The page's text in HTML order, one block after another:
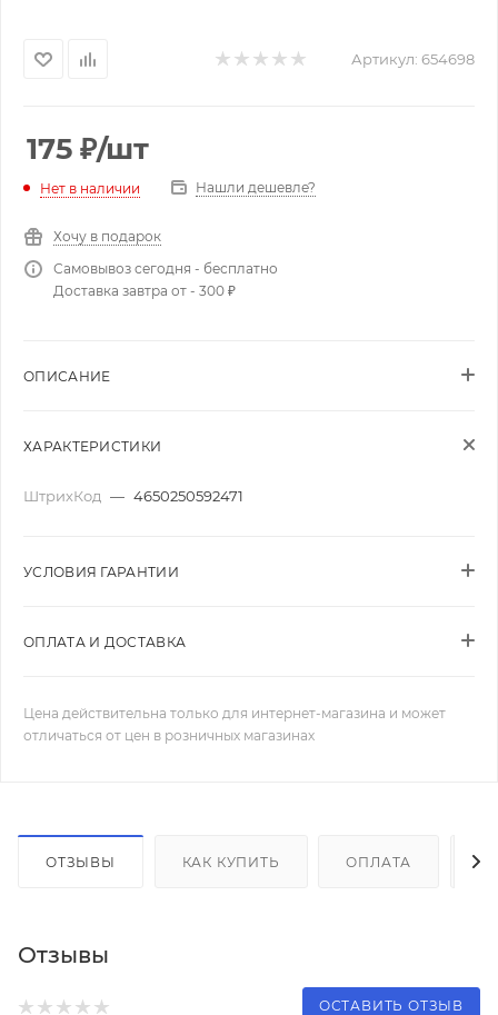
Артикул: 654698
175 ₽/шт
Нет в наличии Нашли дешевле?
Хочу в подарок
Самовывоз сегодня - бесплатно
Доставка завтра от - 300 ₽
ОПИСАНИЕ
ХАРАКТЕРИСТИКИ
ШтрихКод — 4650250592471
УСЛОВИЯ ГАРАНТИИ
ОПЛАТА И ДОСТАВКА
Цена действительна только для интернет-магазина и может
отличаться от цен в розничных магазинах
ОТЗЫВЫ КАК КУПИТЬ ОПЛАТА
Отзывы
ОСТАВИТЬ ОТЗЫВ